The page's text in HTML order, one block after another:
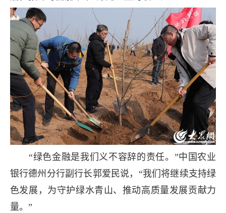
“绿色金融是我们义不容辞的责任。”中国农业
银行德州分行副行长郭爱民说，“我们将继续支持绿
色发展，为守护绿水青山、推动高质量发展贡献力
量。”